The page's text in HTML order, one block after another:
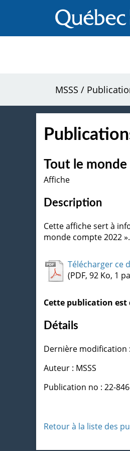
au
contenu
MSSS /
Tout le
Affiche
Description
Cette affiche sert à
monde compte 2022 ».
Télécharger ce
(PDF, 92 Ko, 1
Cette publication
Détails
Dernière modification
Auteur : MSSS
Publication no : 22-
Retour à la liste des